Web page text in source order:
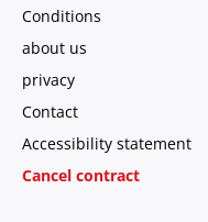
Conditions
about us
privacy
Contact
Accessibility statement
Cancel contract